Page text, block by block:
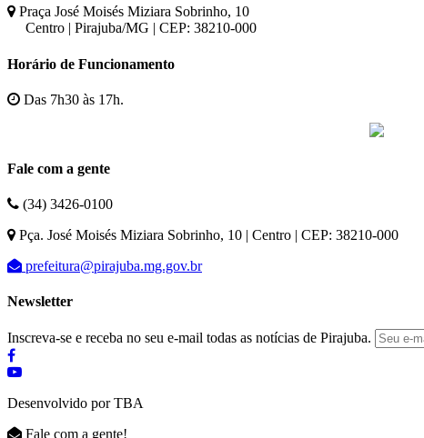
Praça José Moisés Miziara Sobrinho, 10
Centro | Pirajuba/MG | CEP: 38210-000
Horário de Funcionamento
Das 7h30 às 17h.
Fale com a gente
(34) 3426-0100
Pça. José Moisés Miziara Sobrinho, 10 | Centro | CEP: 38210-000
prefeitura@pirajuba.mg.gov.br
Newsletter
Inscreva-se e receba no seu e-mail todas as notícias de Pirajuba.
Desenvolvido por TBA
Fale com a gente!